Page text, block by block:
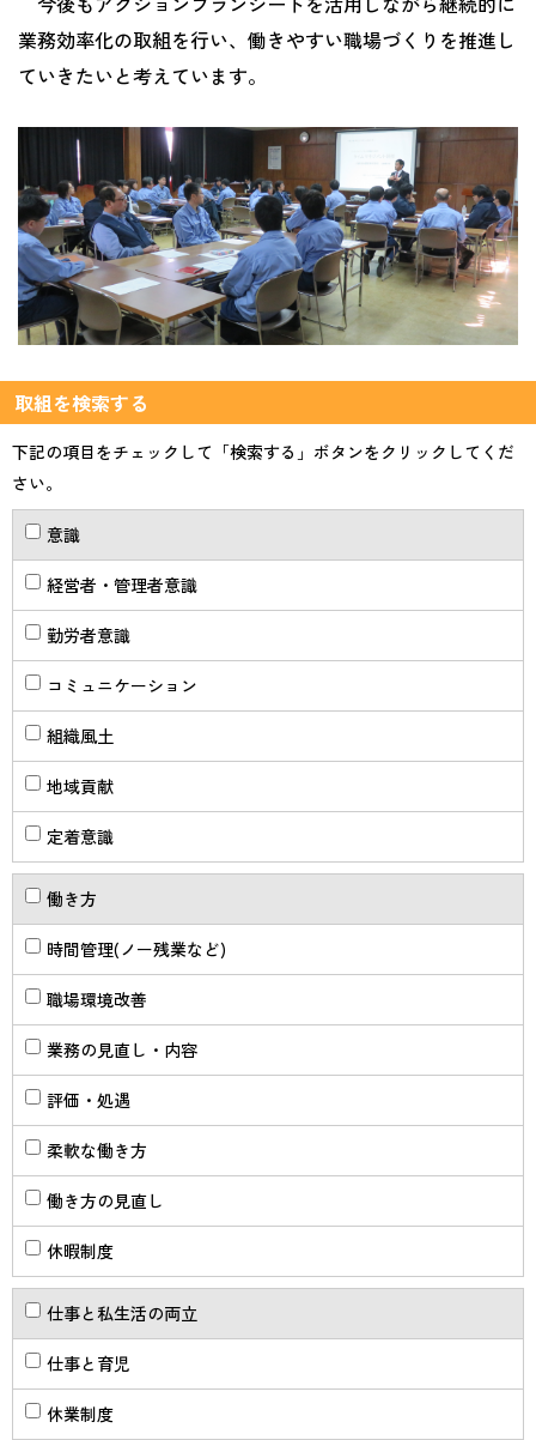
業務効率化の取組を行い、働きやすい職場づくりを推進し
ていきたいと考えています。
取組を検索する
下記の項目をチェックして「検索する」ボタンをクリックしてくだ
さい。
意識
経営者・管理者意識
勤労者意識
コミュニケーション
組織風土
地域貢献
定着意識
働き方
時間管理(ノー残業など)
職場環境改善
業務の見直し・内容
評価・処遇
柔軟な働き方
働き方の見直し
休暇制度
仕事と私生活の両立
仕事と育児
休業制度